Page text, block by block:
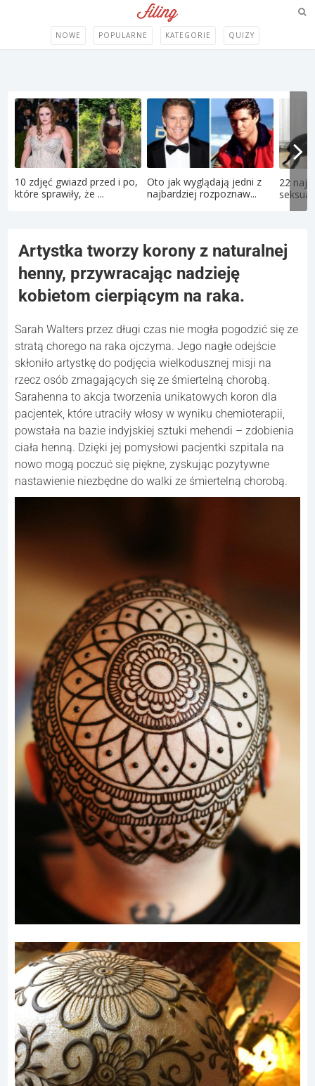
NOWE POPULARNE KATEGORIE QUIZY
10 zdjęć gwiazd przed i po,
które sprawiły, że ...
Oto jak wyglądają jedni z
najbardziej rozpoznaw...
22
Artystka tworzy korony z naturalnej
henny, przywracając nadzieję
kobietom cierpiącym na raka.
Sarah Walters przez długi czas nie mogła pogodzić się ze
stratą chorego na raka ojczyma. Jego nagłe odejście
skłoniło artystkę do podjęcia wielkodusznej misji na
rzecz osób zmagających się ze śmiertelną chorobą.
Sarahenna to akcja tworzenia unikatowych koron dla
pacjentek, które utraciły włosy w wyniku chemioterapii,
powstała na bazie indyjskiej sztuki mehendi – zdobienia
ciała henną. Dzięki jej pomysłowi pacjentki szpitala na
nowo mogą poczuć się piękne, zyskując pozytywne
nastawienie niezbędne do walki ze śmiertelną chorobą.